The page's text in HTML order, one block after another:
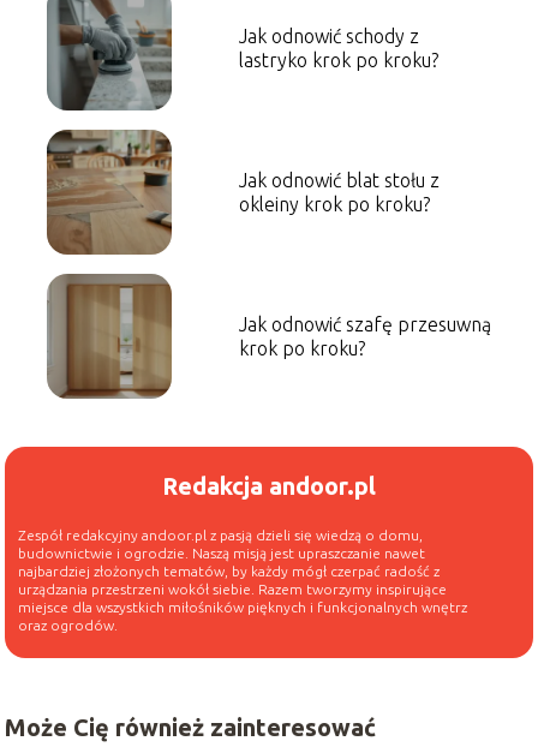
Jak odnowić schody z
lastryko krok po kroku?
Jak odnowić blat stołu z
okleiny krok po kroku?
Jak odnowić szafę przesuwną
krok po kroku?
Redakcja andoor.pl
Zespół redakcyjny andoor.pl z pasją dzieli się wiedzą o domu,
budownictwie i ogrodzie. Naszą misją jest upraszczanie nawet
najbardziej złożonych tematów, by każdy mógł czerpać radość z
urządzania przestrzeni wokół siebie. Razem tworzymy inspirujące
miejsce dla wszystkich miłośników pięknych i funkcjonalnych wnętrz
oraz ogrodów.
Może Cię również zainteresować